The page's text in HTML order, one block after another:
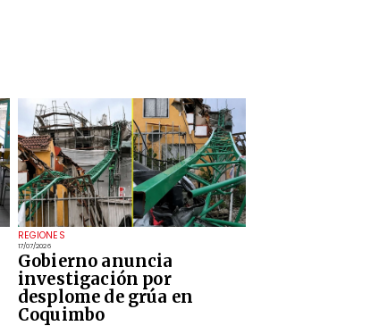
REGIONES
17/07/2026
Gobierno anuncia
investigación por
desplome de grúa en
Coquimbo